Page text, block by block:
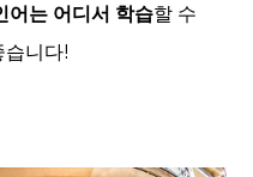
어는 어디서 학습할 수
습니다!